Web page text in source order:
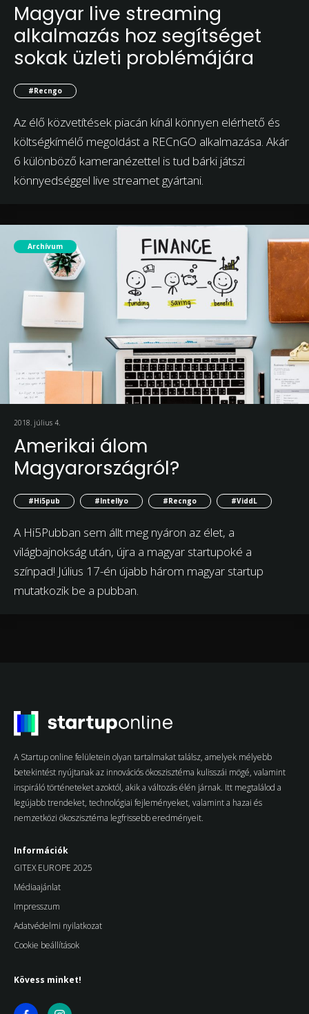
Magyar live streaming
alkalmazás hoz segítséget
sokak üzleti problémájára
#Recngo
Az élő közvetítések piacán kínál könnyen elérhető és
költségkímélő megoldást a RECnGO alkalmazása. Akár
6 különböző kameranézettel is tud bárki játszi
könnyedséggel live streamet gyártani.
Archívum
2018. július 4.
Amerikai álom
Magyarországról?
#Hi5pub #Intellyo #Recngo #ViddL
A Hi5Pubban sem állt meg nyáron az élet, a
világbajnokság után, újra a magyar startupoké a
színpad! Július 17-én újabb három magyar startup
mutatkozik be a pubban.
A Startup online felületein olyan tartalmakat találsz, amelyek mélyebb
betekintést nyújtanak az innovációs ökoszisztéma kulisszái mögé, valamint
inspiráló történeteket azoktól, akik a változás élén járnak. Itt megtalálod a
legújabb trendeket, technológiai fejleményeket, valamint a hazai és
nemzetközi ökoszisztéma legfrissebb eredményeit.
Információk
GITEX EUROPE 2025
Médiaajánlat
Impresszum
Adatvédelmi nyilatkozat
Cookie beállítások
Kövess minket!